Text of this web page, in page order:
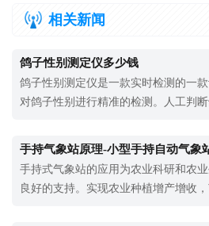
相关新闻
鸽子性别测定仪多少钱
鸽子性别测定仪是一款实时检测的一
对鸽子性别进行精准的检测。人工判
鸽子公母的方法会有偏差，所以使用鸽
仪是现在精准检测鸽子性别的一种方
手持气象站原理-小型手持自动气象
手持式气象站的应用为农业科研和农
良好的支持。实现农业种植增产增收，